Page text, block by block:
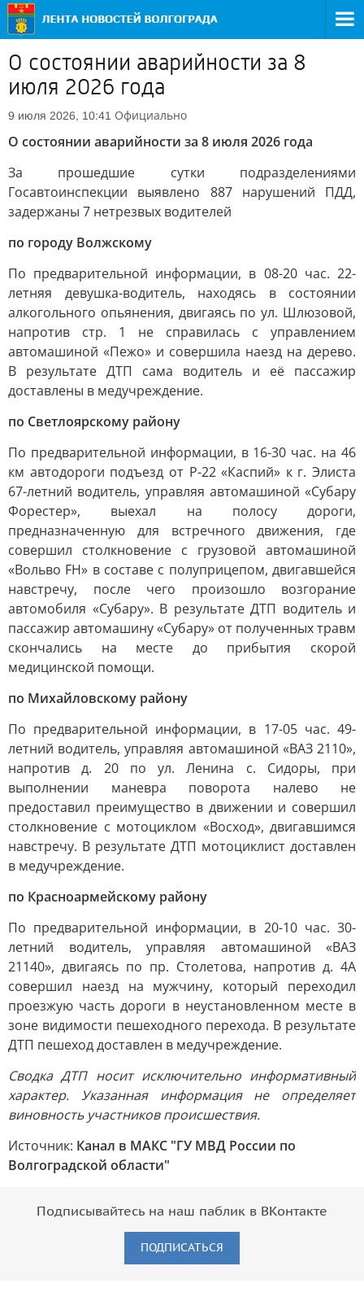
О состоянии аварийности за 8
июля 2026 года
9 июля 2026, 10:41 Официально
О состоянии аварийности за 8 июля 2026 года
За прошедшие сутки подразделениями
Госавтоинспекции выявлено 887 нарушений ПДД,
задержаны 7 нетрезвых водителей
по городу Волжскому
По предварительной информации, в 08-20 час. 22-
летняя девушка-водитель, находясь в состоянии
алкогольного опьянения, двигаясь по ул. Шлюзовой,
напротив стр. 1 не справилась с управлением
автомашиной «Пежо» и совершила наезд на дерево.
В результате ДТП сама водитель и её пассажир
доставлены в медучреждение.
по Светлоярскому району
По предварительной информации, в 16-30 час. на 46
км автодороги подъезд от Р-22 «Каспий» к г. Элиста
67-летний водитель, управляя автомашиной «Субару
Форестер», выехал на полосу дороги,
предназначенную для встречного движения, где
совершил столкновение с грузовой автомашиной
«Вольво FH» в составе с полуприцепом, двигавшейся
навстречу, после чего произошло возгорание
автомобиля «Субару». В результате ДТП водитель и
пассажир автомашину «Субару» от полученных травм
скончались на месте до прибытия скорой
медицинской помощи.
по Михайловскому району
По предварительной информации, в 17-05 час. 49-
летний водитель, управляя автомашиной «ВАЗ 2110»,
напротив д. 20 по ул. Ленина с. Сидоры, при
выполнении маневра поворота налево не
предоставил преимущество в движении и совершил
столкновение с мотоциклом «Восход», двигавшимся
навстречу. В результате ДТП мотоциклист доставлен
в медучреждение.
по Красноармейскому району
По предварительной информации, в 20-10 час. 30-
летний водитель, управляя автомашиной «ВАЗ
21140», двигаясь по пр. Столетова, напротив д. 4А
совершил наезд на мужчину, который переходил
проезжую часть дороги в неустановленном месте в
зоне видимости пешеходного перехода. В результате
ДТП пешеход доставлен в медучреждение.
Сводка ДТП носит исключительно информативный
характер. Указанная информация не определяет
виновность участников происшествия.
Источник: Канал в МАКС "ГУ МВД России по
Волгоградской области"
Подписывайтесь на наш паблик в ВКонтакте
ПОДПИСАТЬСЯ